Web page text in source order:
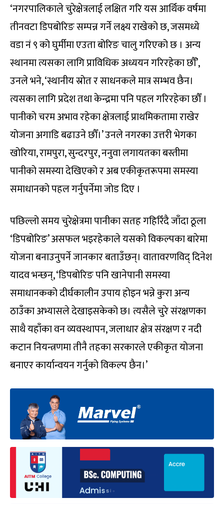
‘नगरपालिकाले चुरेक्षेत्रलाई लक्षित गरि यस आर्थिक वर्षमा
तीनवटा डिपबोरिङ सम्पन्न गर्ने लक्ष्य राखेको छ, जसमध्ये
वडा नं ९ को घुर्मीमा एउता बोरिङ चालु गरिएको छ । अन्य
स्थानमा त्यसका लागि प्राविधिक अध्ययन गरिरहेका छौँ’,
उनले भने, ‘स्थानीय स्रोत र साधनकले मात्र सम्भव छैन।
त्यसका लागि प्रदेश तथा केन्द्रमा पनि पहल गरिरहेका छौँ ।
पानीको चरम अभाव रहेका क्षेत्रलाई प्राथमिकतामा राखेर
योजना अगाडि बढाउने छौँ।’ उनले नगरका उत्तरी भेगका
खोरिया, रामपुरा, सुन्दरपुर, ननुवा लगायतका बस्तीमा
पानीको समस्या देखिएको र अब एकीकृतरूपमा समस्या
समाधानको पहल गर्नुपर्नेमा जोड दिए ।
पछिल्लो समय चुरेक्षेत्रमा पानीका सतह गहिरिँदै जाँदा ठूला
‘डिपबोरिङ’ असफल भइरहेकाले यसको विकल्पका बारेमा
योजना बनाउनुपर्ने जानकार बताउँछन्। वातावरणविद् दिनेश
यादव भन्छन्, ‘डिपबोरिङ पनि खानेपानी समस्या
समाधानकको दीर्घकालीन उपाय होइन भन्ने कुरा अन्य
ठाउँका अभ्यासले देखाइसकेको छ। त्यसैले चुरे संरक्षणका
साथै यहाँका वन व्यवस्थापन, जलाधार क्षेत्र संरक्षण र नदी
कटान नियन्त्रणमा तीनै तहका सरकारले एकीकृत योजना
बनाएर कार्यान्वयन गर्नुको विकल्प छैन।’